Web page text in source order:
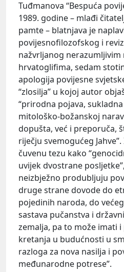
Tuđmanova “Bespuća
1989. godine – mlađi
pamte – blatnjava je
povijesnofilozofskog i
nažvrljanog
hrvatoglifima, sedam
apologija povijesne
“zlosilja” u kojoj autor
“prirodna pojava,
mitološko-božanskoj
dopušta, već i preporuča,
riječju svemogućeg
čuvenu tezu kako
uvijek dvostrane
neizbježno produbljuju
druge strane dovode do
pojedinih naroda, do
sastava pučanstva i
zemalja, pa to može imati
kretanja u budućnosti u
razloga za nova nasilja i
međunarodne potrese”.